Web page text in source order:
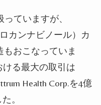
っていますが、
カンナビノール） カ
もおこなってい ま
ける最大の取引は
Health Corp.を4億
た。